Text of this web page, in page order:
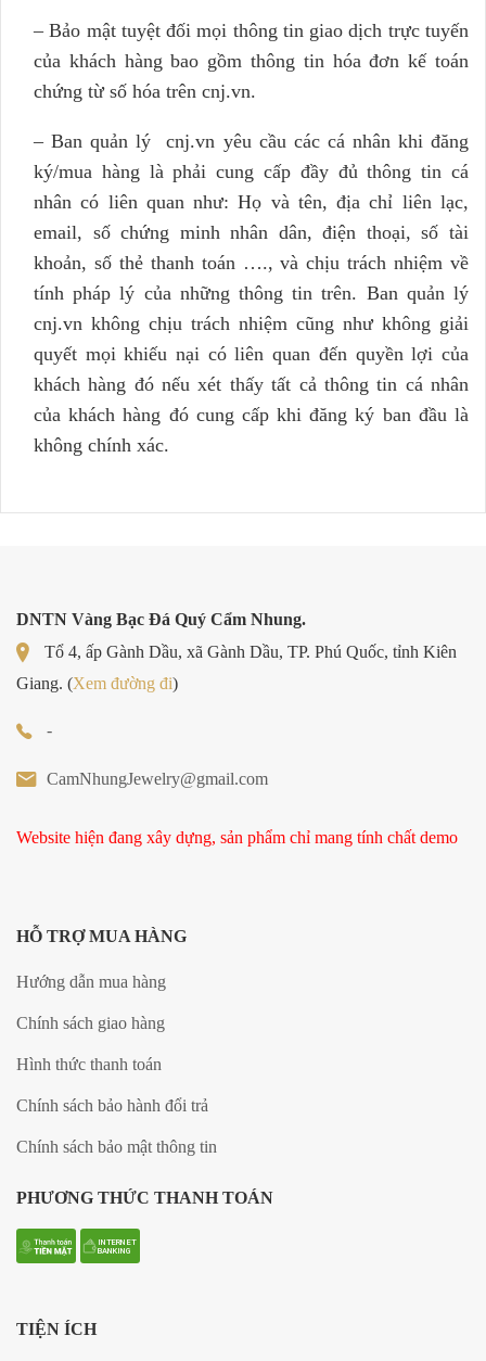
– Bảo mật tuyệt đối mọi thông tin giao dịch trực tuyến
của khách hàng bao gồm thông tin hóa đơn kế toán
chứng từ số hóa trên cnj.vn.
– Ban quản lý cnj.vn yêu cầu các cá nhân khi đăng
ký/mua hàng là phải cung cấp đầy đủ thông tin cá
nhân có liên quan như: Họ và tên, địa chỉ liên lạc,
email, số chứng minh nhân dân, điện thoại, số tài
khoản, số thẻ thanh toán …., và chịu trách nhiệm về
tính pháp lý của những thông tin trên. Ban quản lý
cnj.vn không chịu trách nhiệm cũng như không giải
quyết mọi khiếu nại có liên quan đến quyền lợi của
khách hàng đó nếu xét thấy tất cả thông tin cá nhân
của khách hàng đó cung cấp khi đăng ký ban đầu là
không chính xác.
DNTN Vàng Bạc Đá Quý Cẩm Nhung.
Tổ 4, ấp Gành Dầu, xã Gành Dầu, TP. Phú Quốc, tỉnh Kiên
Giang. (Xem đường đi)
-
CamNhungJewelry@gmail.com
Website hiện đang xây dựng, sản phẩm chỉ mang tính chất demo
HỖ TRỢ MUA HÀNG
Hướng dẫn mua hàng
Chính sách giao hàng
Hình thức thanh toán
Chính sách bảo hành đổi trả
Chính sách bảo mật thông tin
PHƯƠNG THỨC THANH TOÁN
TIỆN ÍCH